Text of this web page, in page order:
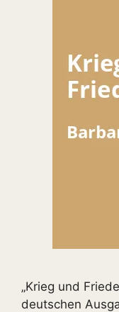
„Krieg und
deutschen